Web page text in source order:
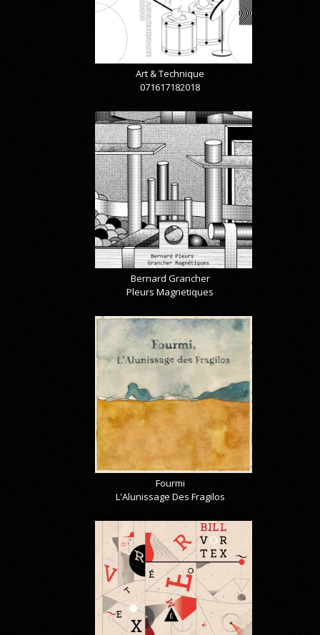
Art & Technique
071617182018
Bernard Grancher
Pleurs Magnetiques
Fourmi
L'Alunissage Des Fragilos